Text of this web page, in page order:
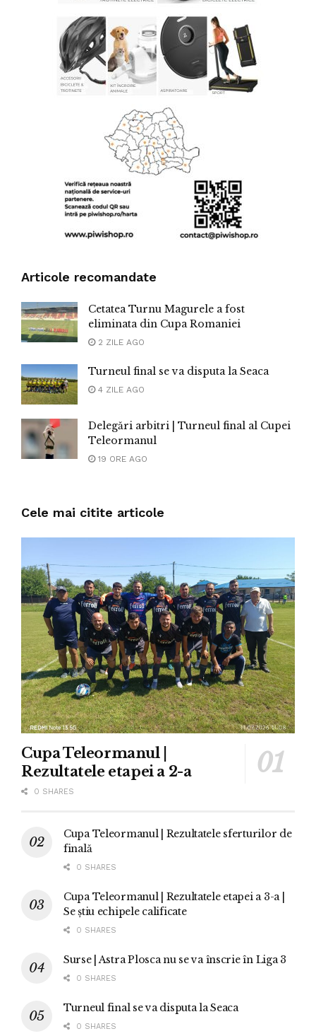
Articole recomandate
Cetatea Turnu Magurele a fost
eliminata din Cupa Romaniei
2 ZILE AGO
Turneul final se va disputa la Seaca
4 ZILE AGO
Delegări arbitri | Turneul final al Cupei
Teleormanul
19 ORE AGO
Cele mai citite articole
Cupa Teleormanul |
Rezultatele etapei a 2-a
0 SHARES
Cupa Teleormanul | Rezultatele sferturilor de
finală
0 SHARES
Cupa Teleormanul | Rezultatele etapei a 3-a |
Se știu echipele calificate
0 SHARES
Surse | Astra Plosca nu se va înscrie în Liga 3
0 SHARES
Turneul final se va disputa la Seaca
0 SHARES